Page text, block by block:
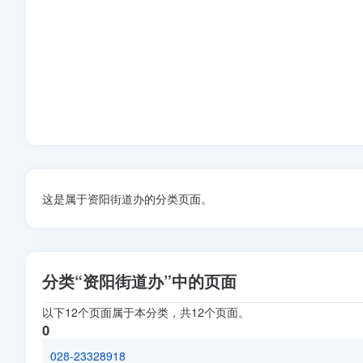
这是属于资阳街道办的分类页面。
分类“资阳街道办”中的页面
以下12个页面属于本分类，共12个页面。
0
028-23328918